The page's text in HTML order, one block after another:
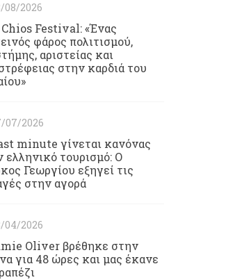
08/2026
Festival: «Ένας
φάρος πολιτισμού,
αριστείας και
στην καρδιά του
07/2026
minute γίνεται κανόνας
ελληνικό τουρισμό: Ο
Γεωργίου εξηγεί τις
στην αγορά
04/2026
Oliver βρέθηκε στην
για 48 ώρες και μας έκανε